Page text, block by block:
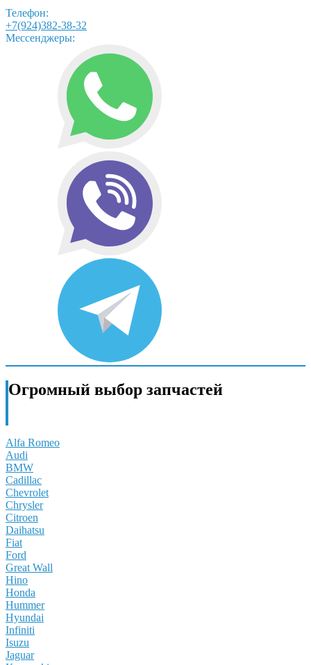
Телефон:
+7(924)382-38-32
Мессенджеры:
Огромный выбор запчастей
Alfa Romeo
Audi
BMW
Cadillac
Chevrolet
Chrysler
Citroen
Daihatsu
Fiat
Ford
Great Wall
Hino
Honda
Hummer
Hyundai
Infiniti
Isuzu
Jaguar